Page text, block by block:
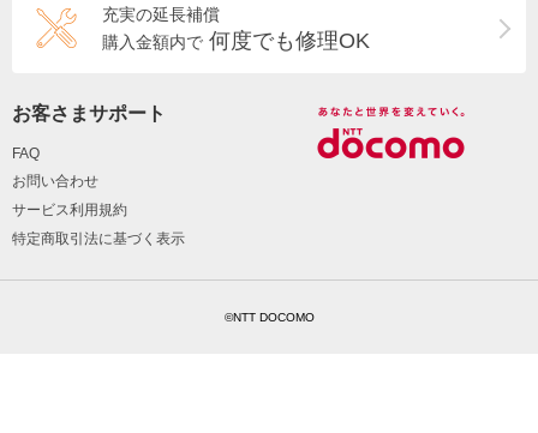
充実の延長補償
購入金額内で 何度でも修理OK
お客さまサポート
FAQ
お問い合わせ
サービス利用規約
特定商取引法に基づく表示
©NTT DOCOMO